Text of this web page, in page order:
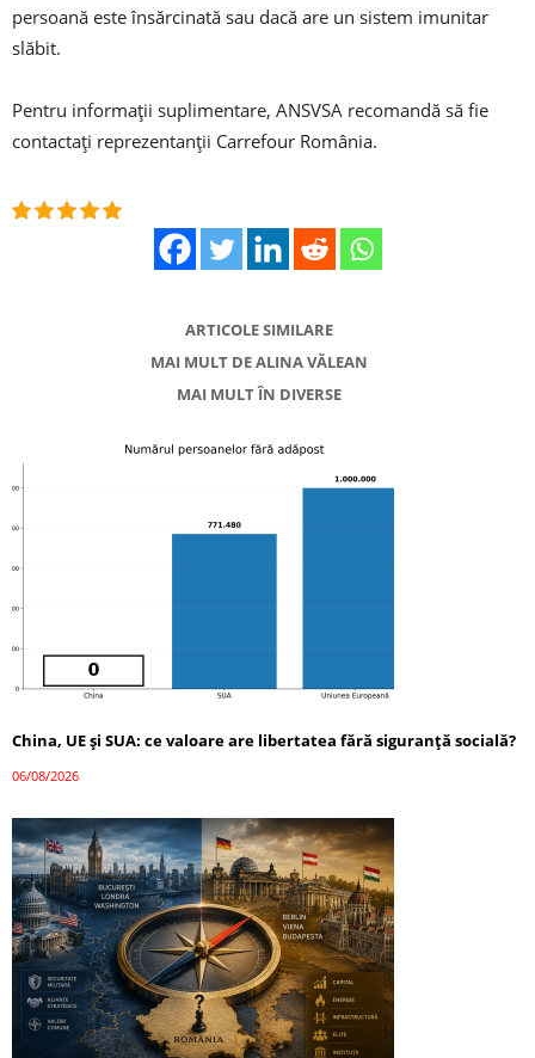
persoană este însărcinată sau dacă are un sistem imunitar
slăbit.
Pentru informaţii suplimentare, ANSVSA recomandă să fie
contactaţi reprezentanţii Carrefour România.
ARTICOLE SIMILARE
MAI MULT DE ALINA VĂLEAN
MAI MULT ÎN DIVERSE
China, UE și SUA: ce valoare are libertatea fără siguranță socială?
06/08/2026